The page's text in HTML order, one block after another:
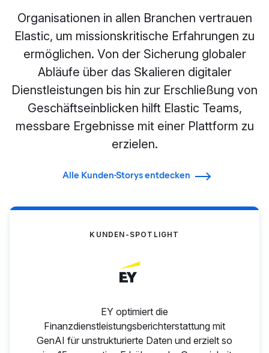
Organisationen in allen Branchen vertrauen
Elastic, um missionskritische Erfahrungen zu
ermöglichen. Von der Sicherung globaler
Abläufe über das Skalieren digitaler
Dienstleistungen bis hin zur Erschließung von
Geschäftseinblicken hilft Elastic Teams,
messbare Ergebnisse mit einer Plattform zu
erzielen.
Alle Kunden-Storys entdecken
KUNDEN-SPOTLIGHT
EY optimiert die
Finanzdienstleistungsberichterstattung mit
GenAI für unstrukturierte Daten und erzielt so